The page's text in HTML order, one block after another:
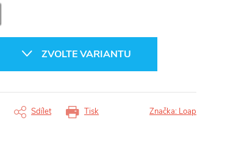
ZVOLTE VARIANTU
Tisk
Sdílet Značka: Loap